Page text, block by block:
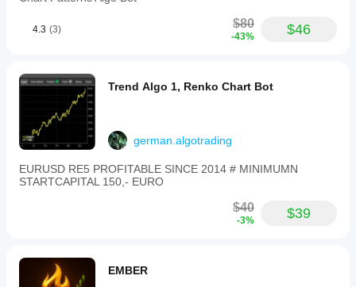
4.3 (3) $80
-43% $46
Trend Algo 1, Renko Chart Bot
german.algotrading
EURUSD RE5 PROFITABLE SINCE 2014 # MINIMUMN
STARTCAPITAL 150,- EURO
$40
-3% $39
EMBER